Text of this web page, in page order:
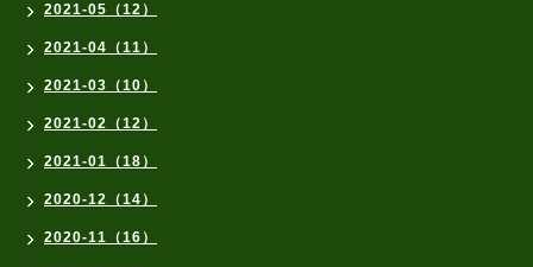
2021-05（12）
2021-04（11）
2021-03（10）
2021-02（12）
2021-01（18）
2020-12（14）
2020-11（16）